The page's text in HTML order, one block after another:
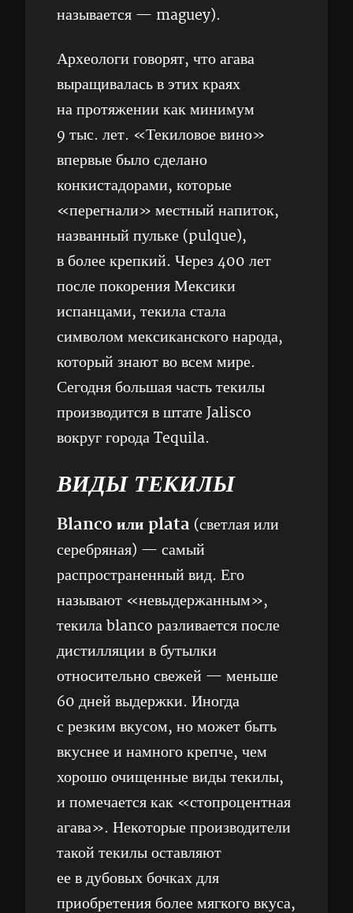
называется — maguey).
Археологи говорят, что агава
выращивалась в этих краях
на протяжении как минимум
9 тыс. лет. «Текиловое вино»
впервые было сделано
конкистадорами, которые
«перегнали» местный напиток,
названный пульке (pulque),
в более крепкий. Через 400 лет
после покорения Мексики
испанцами, текила стала
символом мексиканского народа,
который знают во всем мире.
Сегодня большая часть текилы
производится в штате Jalisco
вокруг города Tequila.
ВИДЫ ТЕКИЛЫ
Blanco или plata (светлая или
серебряная) — самый
распространенный вид. Его
называют «невыдержанным»,
текила blanco разливается после
дистилляции в бутылки
относительно свежей — меньше
60 дней выдержки. Иногда
с резким вкусом, но может быть
вкуснее и намного крепче, чем
хорошо очищенные виды текилы,
и помечается как «стопроцентная
агава». Некоторые производители
такой текилы оставляют
ее в дубовых бочках для
приобретения более мягкого вкуса,